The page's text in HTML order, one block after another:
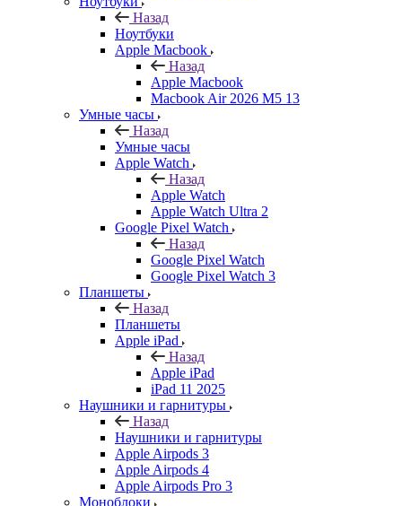
Назад
Ноутбуки
Apple Macbook
Назад
Apple Macbook
Macbook Air 2026 M5 13
Умные часы
Назад
Умные часы
Apple Watch
Назад
Apple Watch
Apple Watch Ultra 2
Google Pixel Watch
Назад
Google Pixel Watch
Google Pixel Watch 3
Планшеты
Назад
Планшеты
Apple iPad
Назад
Apple iPad
iPad 11 2025
Наушники и гарнитуры
Назад
Наушники и гарнитуры
Apple Airpods 3
Apple Airpods 4
Apple Airpods Pro 3
Моноблоки